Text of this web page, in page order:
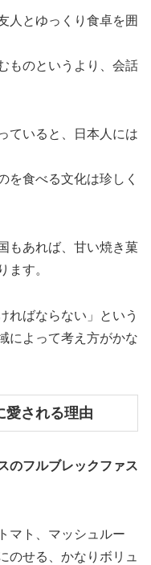
人とゆっくり食卓を囲
ものというより、会話
ていると、日本人には
を食べる文化は珍しく
もあれば、甘い焼き菓
ます。
ればならない」という
によって考え方がかな
愛される理由
のフルブレックファス
マト、マッシュルー
のせる、かなりボリュ